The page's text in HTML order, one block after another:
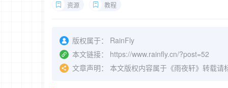
资源 教程
版权属于：
RainFly
本文链接：
https://www.rainfly.cn/?post=52
文章声明：
本文版权内容属于《雨夜轩》转载请